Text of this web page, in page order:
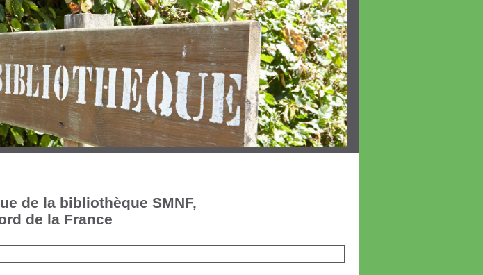
de la bibliothèque SMNF,
de la France